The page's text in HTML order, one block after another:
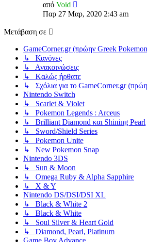
από Void
της
τελευταίας
Παρ 27 Μαρ, 2020 2:43 am
Μετάβαση σε
GameCorner.gr (πρώην Greek
↳ Κανόνες
↳ Ανακοινώσεις
↳ Kαλώς ήρθατε
↳ Σχόλια για το GameCorner.gr
Nintendo Switch
↳ Scarlet & Violet
↳ Pokemon Legends : Arceus
↳ Brilliant Diamond και Shining Pearl
↳ Sword/Shield Series
↳ Pokemon Unite
↳ New Pokemon Snap
Nintendo 3DS
↳ Sun & Moon
↳ Omega Ruby & Alpha Sapphire
↳ X & Y
Nintendo DS/DSI/DSI XL
↳ Black & White 2
↳ Black & White
↳ Soul Silver & Heart Gold
↳ Diamond, Pearl, Platinum